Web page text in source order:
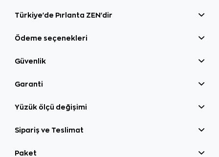
Türkiye'de Pırlanta ZEN'dir
Ödeme seçenekleri
Güvenlik
Garanti
Yüzük ölçü değişimi
Sipariş ve Teslimat
Paket